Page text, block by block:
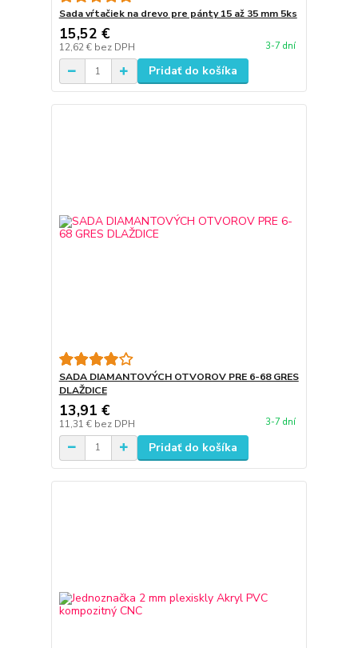
Sada vŕtačiek na drevo pre pánty 15 až 35 mm 5ks
15,52 €
12,62 € bez DPH 3-7 dní
Pridať do košíka
SADA DIAMANTOVÝCH OTVOROV PRE 6-68 GRES
DLAŽDICE
13,91 €
11,31 € bez DPH 3-7 dní
Pridať do košíka